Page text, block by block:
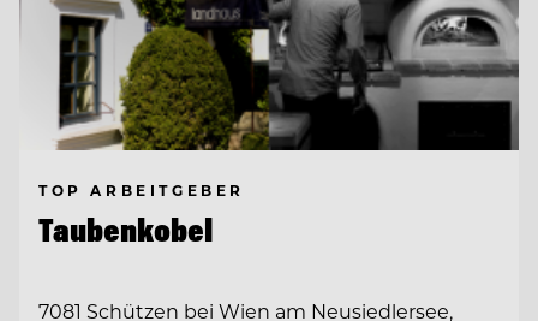
TOP ARBEITGEBER
Taubenkobel
7081 Schützen bei Wien am Neusiedlersee,